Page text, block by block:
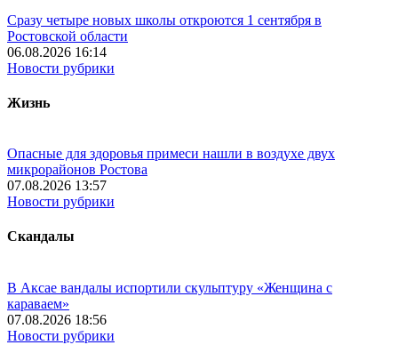
Сразу четыре новых школы откроются 1 сентября в
Ростовской области
06.08.2026 16:14
Новости рубрики
Жизнь
Опасные для здоровья примеси нашли в воздухе двух
микрорайонов Ростова
07.08.2026 13:57
Новости рубрики
Скандалы
В Аксае вандалы испортили скульптуру «Женщина с
караваем»
07.08.2026 18:56
Новости рубрики